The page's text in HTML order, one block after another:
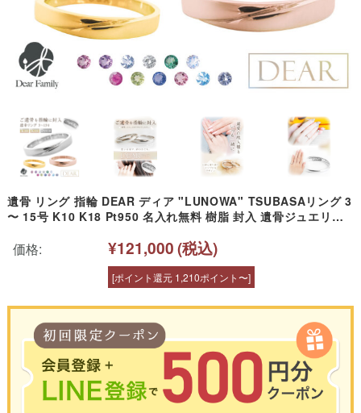
遺骨 リング 指輪 DEAR ディア "LUNOWA" TSUBASAリング 3
〜 15号 K10 K18 Pt950 名入れ無料 樹脂 封入 遺骨ジュエリー
水子供養 人間 お骨 加工 遺骨アクセサリー 遺骨リング
価格: ¥121,000(税込)
[ポイント還元 1,210ポイント〜]